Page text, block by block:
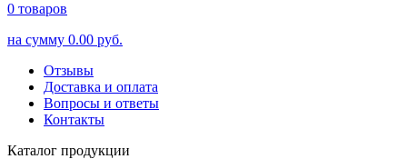
0 товаров
на сумму 0.00 руб.
Отзывы
Доставка и оплата
Вопросы и ответы
Контакты
Каталог продукции